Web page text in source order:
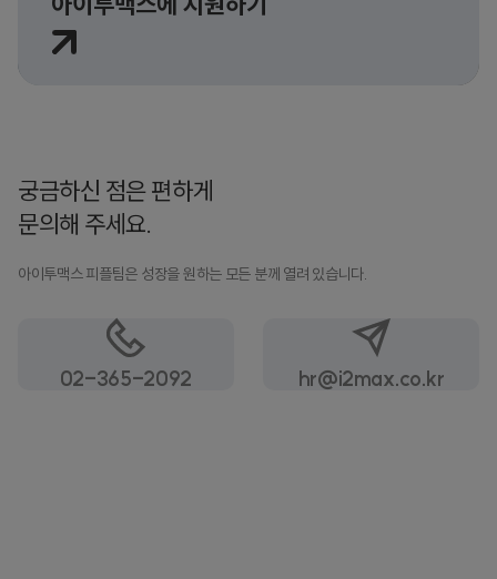
02-365-2092 hr@i2max.co.kr
궁금하신 점은 편하게
문의해 주세요.
아이투맥스 피플팀은 성장을 원하는 모든 분께 열려 있습니다.